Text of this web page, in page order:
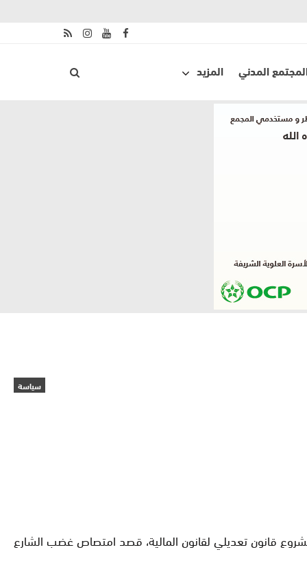
المدني المزيد
سياسة
قانون تعديلي لقانون المالية، قصد امتصاص غضب الشارع